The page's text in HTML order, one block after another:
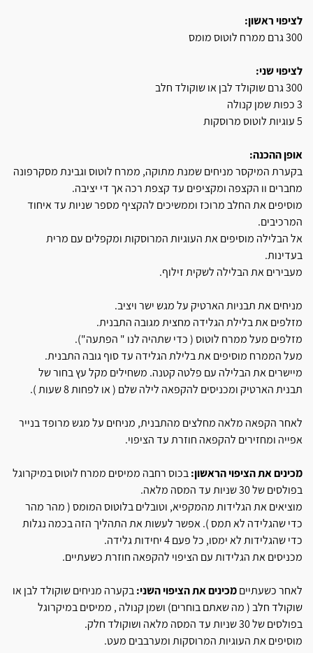
לציפוי ראשון:
300 גרם ממרח לוטוס מומס
לציפוי שני:
300 גרם שוקולד לבן או שוקולד חלב
3 כפות שמן קנולה
5 עוגיות לוטוס מרוסקות
אופן ההכנה:
בקערת המיקסר מניחים שמנת מתוקה, ממרח לוטוס וגבינת מסקרפונה
מחברים וו הקצפה ומקציפים עד קצפת רכה אך די יציבה.
מוסיפים את החלב מרוכז וממשיכים להקציף מספר שניות עד איחוד
המרכיבים.
אל הבלילה מוסיפים את העוגיות המרוסקות ומקפלים עם מרית
בעדינות.
מעבירים את הבלילה לשקית זילוף.
מניחים את תבניות הארטיק על מגש ישר ויציב.
מזלפים את בלילת הגלידה מחצית מגובה התבנית.
מזלפים מעל ממרח לוטוס ( כדי שתהיה לנו " הפתעה").
מעל הממרח מוסיפים את בלילת הגלידה עד סוף גובה התבנית.
מיישרים את הבלילה עם פלטה קטנה. משחילים מקל עץ בחור של
תבנית הארטיק ומכניסים להקפאה לילה שלם ( או לפחות 8 שעות ).
לאחר הקפאה מלאה מחלצים מהתבנית, מניחים על מגש מרופד בנייר
אפייה ומחזירים להקפאה חוזרת עד הציפוי.
מכינים את הציפוי הראשון: בכוס רחבה ממיסים ממרח לוטוס במיקרוגל
בפולסים של 30 שניות עד המסה מלאה.
מוציאים את הגלידות מהמקפיא, וטובלים בלוטוס המומס ( מהר מהר
כדי שהגלידה לא תמס ). אפשר לעשות את התהליך הזה בכמה נגלות
כדי שהגלידות לא ימסו, כל פעם 4 יחידות גלידה.
מכניסים את הגלידות עם הציפוי להקפאה חוזרת כשעתיים.
לאחר כשעתיים מכינים את הציפוי השני: בקערה מניחים שוקולד לבן או
שוקולד חלב ( מה שאתם בוחרים) ושמן קנולה , ממיסים במיקרוגל
בפולסים של 30 שניות עד המסה מלאה ושוקולד חלק.
מוסיפים את העוגיות המרוסקות ומערבבים מעט.